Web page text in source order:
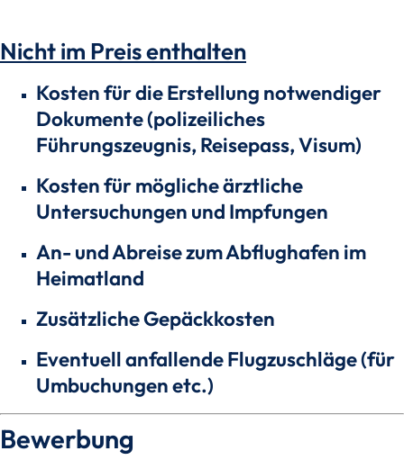
Nicht im Preis enthalten
Kosten für die Erstellung notwendiger
Dokumente (polizeiliches
Führungszeugnis, Reisepass, Visum)
Kosten für mögliche ärztliche
Untersuchungen und Impfungen
An- und Abreise zum Abflughafen im
Heimatland
Zusätzliche Gepäckkosten
Eventuell anfallende Flugzuschläge (für
Umbuchungen etc.)
Bewerbung